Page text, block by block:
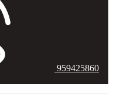
959425860